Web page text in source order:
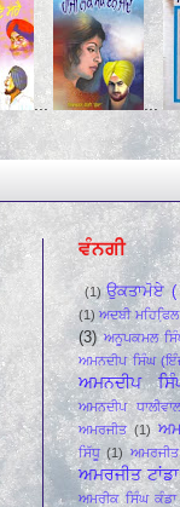
... ...
ਵੰਨਗੀ
(1) ਉਕਤਾਮੋਏ (
(1) ਅਦਬੀ ਮਹਿਫਿ਼ਲ
(3) ਅਨੂਪਕਮਲ
ਅਮਨਦੀਪ ਸਿੰਘ
ਅਮਨਦੀਪ
ਅਮਨਦੀਪ
ਅਮਰਜੀਤ (1)
ਸਿੱਧੂ (1)
ਅਮਰਜੀਤ
ਅਮਰੀਕ ਸਿੰਘ ਕੰਡਾ